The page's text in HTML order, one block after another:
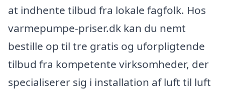
at indhente tilbud fra lokale fagfolk. Hos
varmepumpe-priser.dk kan du nemt
bestille op til tre gratis og uforpligtende
tilbud fra kompetente virksomheder, der
specialiserer sig i installation af luft til luft